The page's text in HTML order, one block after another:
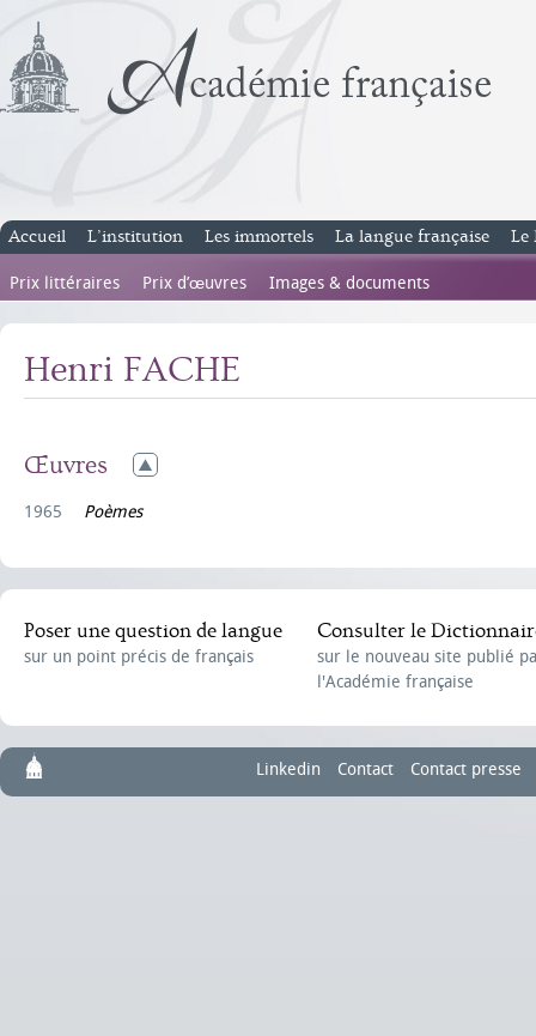
Accueil L’institution Les immortels La langue française Le
Prix littéraires Prix d’œuvres Images & documents
Henri FACHE
Œuvres
1965 Poèmes
Poser une question de langue
sur un point précis de français
Consulter le
sur le nouveau site publié
l'Académie française
Linkedin Contact Contact presse